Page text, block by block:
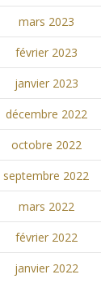
mars 2023
février 2023
janvier 2023
décembre 2022
octobre 2022
septembre 2022
mars 2022
février 2022
janvier 2022